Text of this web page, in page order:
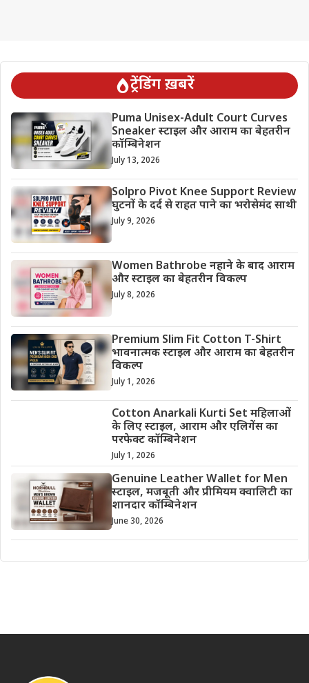
ट्रेंडिंग ख़बरें
Puma Unisex-Adult Court Curves
Sneaker स्टाइल और आराम का बेहतरीन
कॉम्बिनेशन
July 13, 2026
Solpro Pivot Knee Support Review
घुटनों के दर्द से राहत पाने का भरोसेमंद साथी
July 9, 2026
Women Bathrobe नहाने के बाद आराम
और स्टाइल का बेहतरीन विकल्प
July 8, 2026
Premium Slim Fit Cotton T-Shirt
भावनात्मक स्टाइल और आराम का बेहतरीन
विकल्प
July 1, 2026
Cotton Anarkali Kurti Set महिलाओं
के लिए स्टाइल, आराम और एलिगेंस का
परफेक्ट कॉम्बिनेशन
July 1, 2026
Genuine Leather Wallet for Men
स्टाइल, मजबूती और प्रीमियम क्वालिटी का
शानदार कॉम्बिनेशन
June 30, 2026